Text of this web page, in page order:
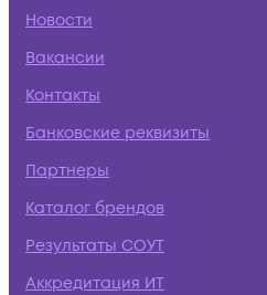
Новости
Вакансии
Контакты
Банковские реквизиты
Партнеры
Каталог брендов
Результаты СОУТ
Аккредитация ИТ